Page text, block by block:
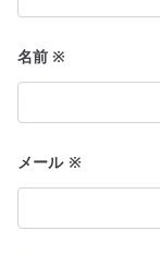
名前※
メール ※